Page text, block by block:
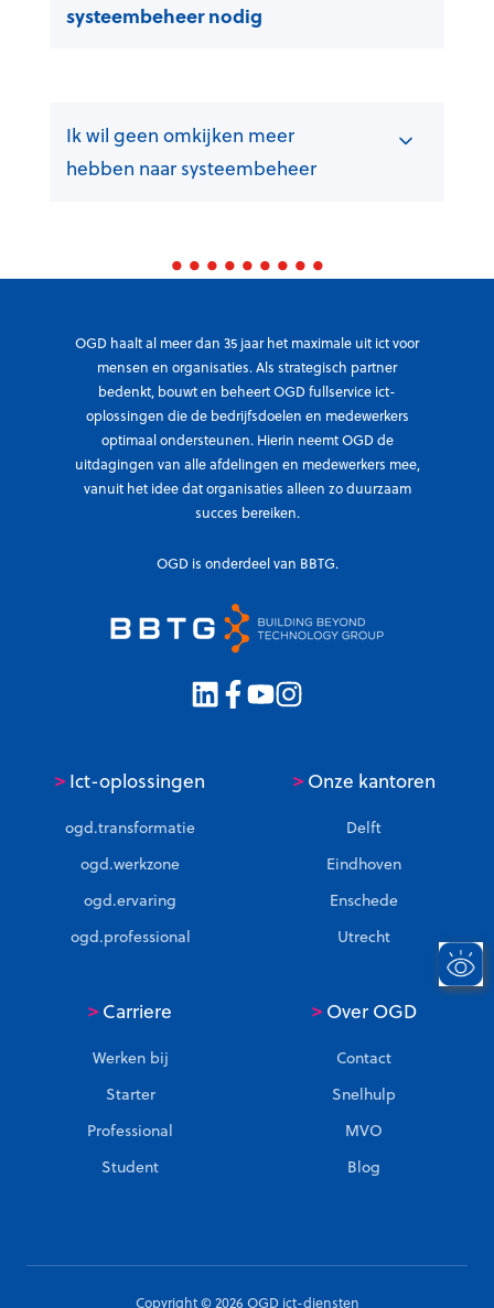
systeembeheer nodig
Ik wil geen omkijken meer
hebben naar systeembeheer
OGD haalt al meer dan 35 jaar het maximale uit ict voor
mensen en organisaties. Als strategisch partner
bedenkt, bouwt en beheert OGD fullservice ict-
oplossingen die de bedrijfsdoelen en medewerkers
optimaal ondersteunen. Hierin neemt OGD de
uitdagingen van alle afdelingen en medewerkers mee,
vanuit het idee dat organisaties alleen zo duurzaam
succes bereiken.
OGD is onderdeel van BBTG.
>Ict-oplossingen
ogd.transformatie
ogd.werkzone
ogd.ervaring
ogd.professional
>Onze kantoren
Delft
Eindhoven
Enschede
Utrecht
>Carriere
Werken bij
Starter
Professional
Student
>Over OGD
Contact
Snelhulp
MVO
Blog
Copyright © 2026 OGD ict-diensten